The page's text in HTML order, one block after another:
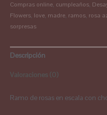
Compras online, cumpleaños,
Flowers, love, madre, ramos, rosa
sorpresas
Descripción
Valoraciones (0)
Ramo de rosas en escala con